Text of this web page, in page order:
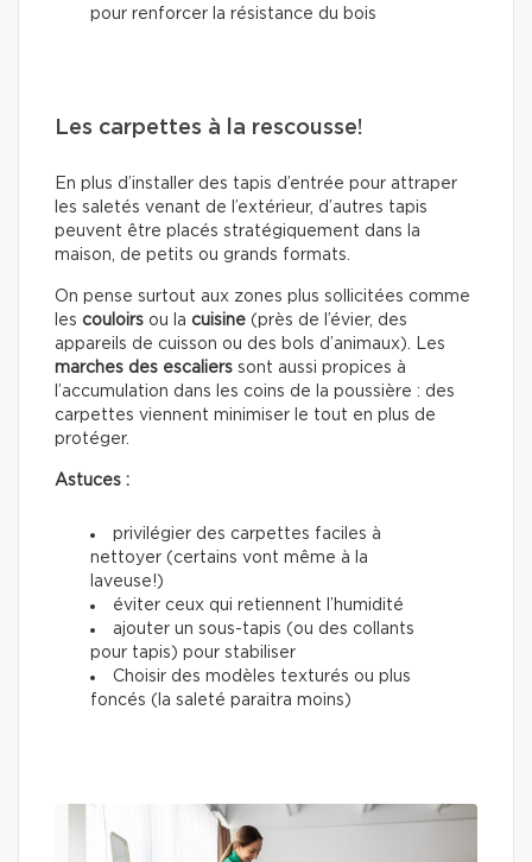
pour renforcer la résistance du bois
Les carpettes à la rescousse!
En plus d’installer des tapis d’entrée pour attraper
les saletés venant de l’extérieur, d’autres tapis
peuvent être placés stratégiquement dans la
maison, de petits ou grands formats.
On pense surtout aux zones plus sollicitées comme
les couloirs ou la cuisine (près de l’évier, des
appareils de cuisson ou des bols d’animaux). Les
marches des escaliers sont aussi propices à
l’accumulation dans les coins de la poussière : des
carpettes viennent minimiser le tout en plus de
protéger.
Astuces :
privilégier des carpettes faciles à
nettoyer (certains vont même à la
laveuse!)
éviter ceux qui retiennent l’humidité
ajouter un sous-tapis (ou des collants
pour tapis) pour stabiliser
Choisir des modèles texturés ou plus
foncés (la saleté paraitra moins)